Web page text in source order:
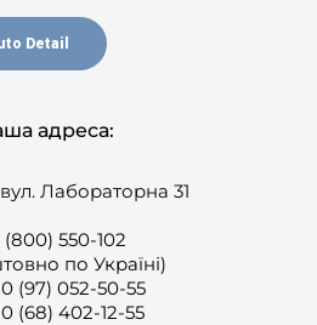
Detail
адреса:
Лабораторна 31
(800) 550-102
по Україні)
(97) 052-50-55
(68) 402-12-55